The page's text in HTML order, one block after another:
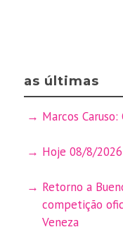
as últimas
Marcos
Hoje 08/8/2026
Retorno a
competição
Veneza